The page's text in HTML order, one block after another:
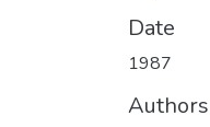
Date
1987
Authors